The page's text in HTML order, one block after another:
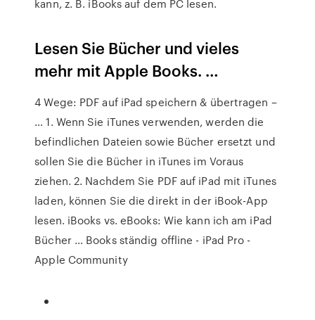
kann, z. B. iBooks auf dem PC lesen.
Lesen Sie Bücher und vieles
mehr mit Apple Books. …
4 Wege: PDF auf iPad speichern & übertragen –
… 1. Wenn Sie iTunes verwenden, werden die
befindlichen Dateien sowie Bücher ersetzt und
sollen Sie die Bücher in iTunes im Voraus
ziehen. 2. Nachdem Sie PDF auf iPad mit iTunes
laden, können Sie die direkt in der iBook-App
lesen. iBooks vs. eBooks: Wie kann ich am iPad
Bücher … Books ständig offline - iPad Pro -
Apple Community